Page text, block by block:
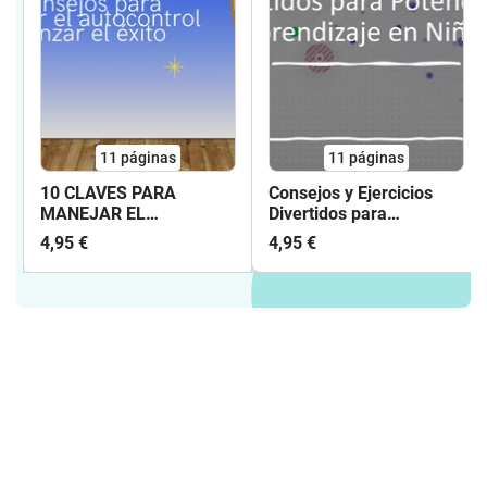
11 páginas
10 CLAVES PARA
MANEJAR EL
AUTOCONTROL
4,95 €
11 páginas
Consejos y Ejercicios
Divertidos para
Potenciar el Aprendizaje
en Niños
4,95 €